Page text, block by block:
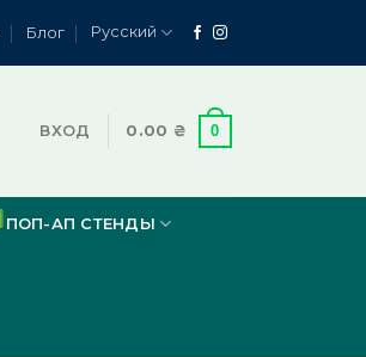
Блог Русский
ВХОД 0.00 ₴ 0
ПОП-АП СТЕНДЫ